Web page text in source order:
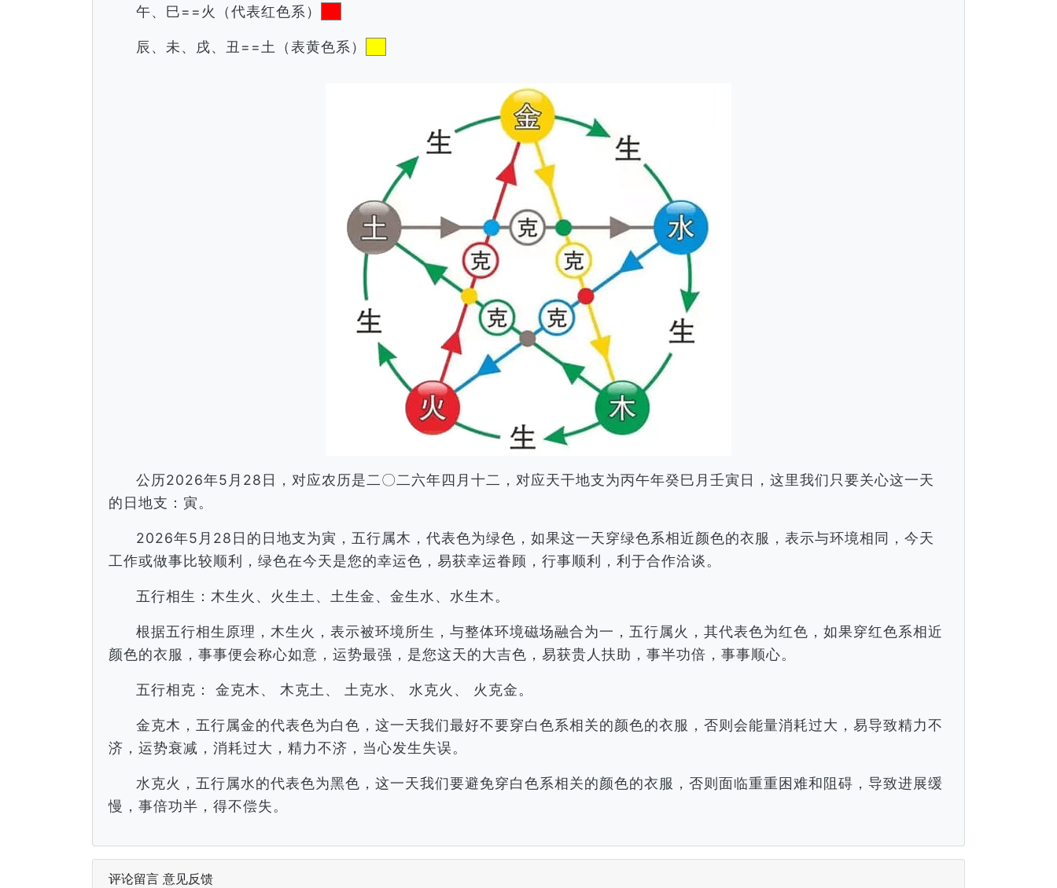
午、巳==火（代表红色系）
辰、未、戌、丑==土（表黄色系）
公历2026年5月28日，对应农历是二〇二六年四月十二，对应天干地支为丙午年癸巳月壬寅日，这里我们只要关心这一天
的日地支：寅。
2026年5月28日的日地支为寅，五行属木，代表色为绿色，如果这一天穿绿色系相近颜色的衣服，表示与环境相同，今天
工作或做事比较顺利，绿色在今天是您的幸运色，易获幸运眷顾，行事顺利，利于合作洽谈。
五行相生：木生火、火生土、土生金、金生水、水生木。
根据五行相生原理，木生火，表示被环境所生，与整体环境磁场融合为一，五行属火，其代表色为红色，如果穿红色系相近
颜色的衣服，事事便会称心如意，运势最强，是您这天的大吉色，易获贵人扶助，事半功倍，事事顺心。
五行相克： 金克木、 木克土、 土克水、 水克火、 火克金。
金克木，五行属金的代表色为白色，这一天我们最好不要穿白色系相关的颜色的衣服，否则会能量消耗过大，易导致精力不
济，运势衰减，消耗过大，精力不济，当心发生失误。
水克火，五行属水的代表色为黑色，这一天我们要避免穿白色系相关的颜色的衣服，否则面临重重困难和阻碍，导致进展缓
慢，事倍功半，得不偿失。
评论留言 意见反馈